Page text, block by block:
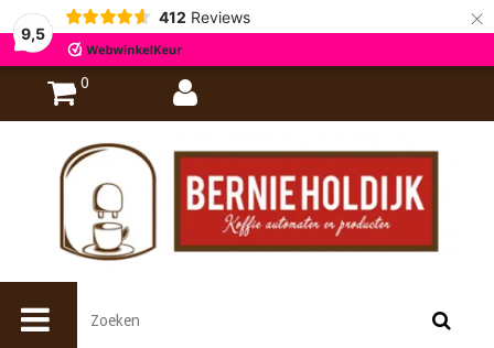
9,5
412 Reviews ×
0